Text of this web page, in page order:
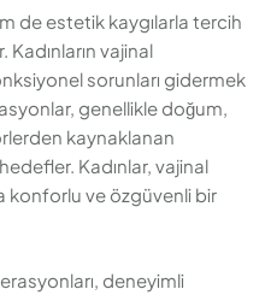
de estetik kaygılarla tercih
vajinal
sorunları gidermek
genellikle doğum,
kaynaklanan
Kadınlar, vajinal
konforlu ve özgüvenli bir
deneyimli